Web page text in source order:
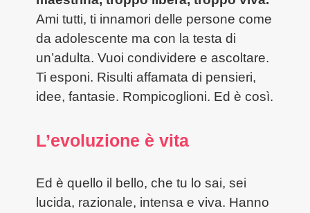
Ami tutti, ti innamori delle persone come
da adolescente ma con la testa di
un’adulta. Vuoi condividere e ascoltare.
Ti esponi. Risulti affamata di pensieri,
idee, fantasie. Rompicoglioni. Ed è così.
L’evoluzione è vita
Ed è quello il bello, che tu lo sai, sei
lucida, razionale, intensa e viva. Hanno